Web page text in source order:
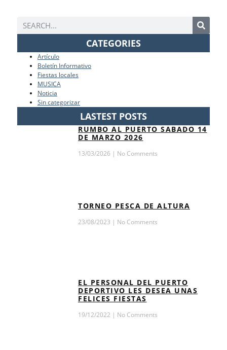
CATEGORIES
Artículo
Boletín Informativo
Fiestas locales
MUSICA
Noticia
Sin categorizar
LASTEST POSTS
RUMBO AL PUERTO SABADO 14
DE MARZO 2026
13/03/2026 No Comments
TORNEO PESCA DE ALTURA
23/08/2023 No Comments
EL PERSONAL DEL PUERTO
DEPORTIVO LES DESEA UNAS
FELICES FIESTAS
19/12/2022 No Comments